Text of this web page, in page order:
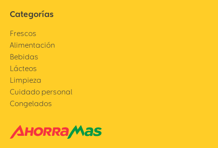
Categorías
Frescos
Alimentación
Bebidas
Lácteos
Limpieza
Cuidado personal
Congelados